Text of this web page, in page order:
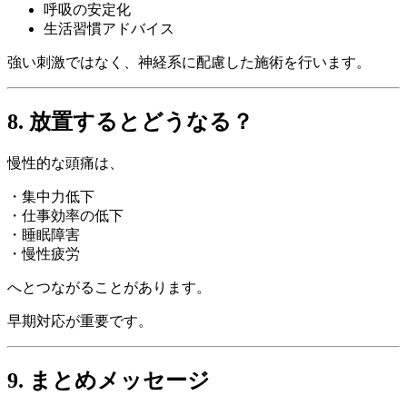
呼吸の安定化
生活習慣アドバイス
強い刺激ではなく、神経系に配慮した施術を行います。
8. 放置するとどうなる？
慢性的な頭痛は、
・集中力低下
・仕事効率の低下
・睡眠障害
・慢性疲労
へとつながることがあります。
早期対応が重要です。
9. まとめメッセージ